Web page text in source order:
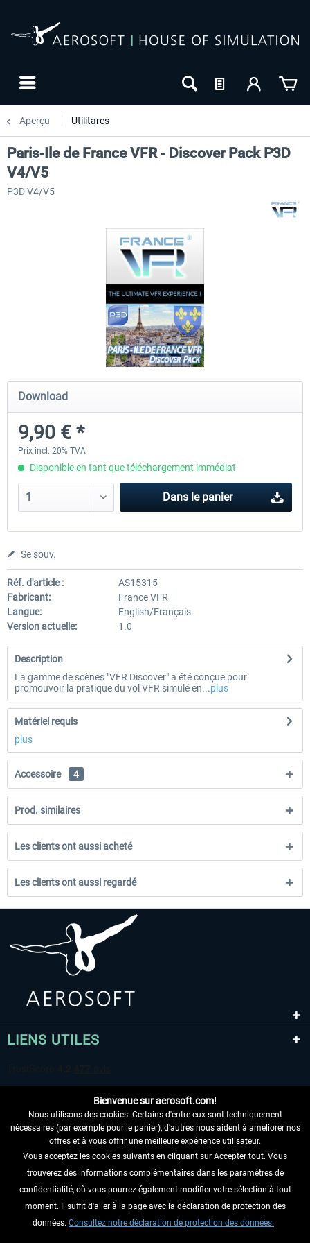
Aperçu Utilitares
FSDG - Flight Suite Pro Traffic Global for P3D &
Paris-Ile de France VFR - Discover Pack P3D
V4/V5
P3D V4/V5
Download
9,90 € *
Prix incl. 20% TVA
Disponible en tant que téléchargement immédiat
Dans le panier
Se souv.
Réf. d'article :
AS15315
Fabricant:
France VFR
Langue:
English/Français
Version actuelle:
1.0
Description
La gamme de scènes "VFR Discover" a été conçue pour
promouvoir la pratique du vol VFR simulé en...plus
Matériel requis
plus
Accessoire 4
Prod. similaires
Les clients ont aussi acheté
Les clients ont aussi regardé
LIENS UTILES
RENONCER AU CONTRAT ICI
INFORMATIONS
NE MANQUEZ PAS LES DERNIÈRES
Bienvenue sur aerosoft.com!
Nous utilisons des cookies. Certains d'entre eux sont techniquement
nécessaires (par exemple pour le panier), d'autres nous aident à améliorer nos
offres et à vous offrir une meilleure expérience utilisateur.
Vous acceptez les cookies suivants en cliquant sur Accepter tout. Vous
trouverez des informations complémentaires dans les paramètres de
confidentialité, où vous pourrez également modifier votre sélection à tout
moment. Il suffit d'aller à la page avec la déclaration de protection des
données. Consultez notre déclaration de protection des données.